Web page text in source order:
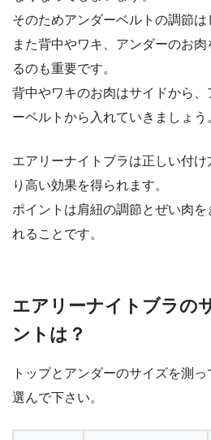
そのためアンダーベルトの調節は
また背中やワキ、アンダーのお
るのも重要です。
背中やワキのお肉はサイドから
ーベルトから入れていきましょう
エアリーナイトブラは正しい付
り高い効果を得られます。
ポイントは肩紐の調節とぜい肉
れることです。
エアリーナイトブラの
ントは？
トップとアンダーのサイズを測
選んで下さい。